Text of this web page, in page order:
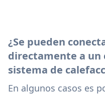
¿Se pueden
directamente a un
sistema de
En algunos casos es